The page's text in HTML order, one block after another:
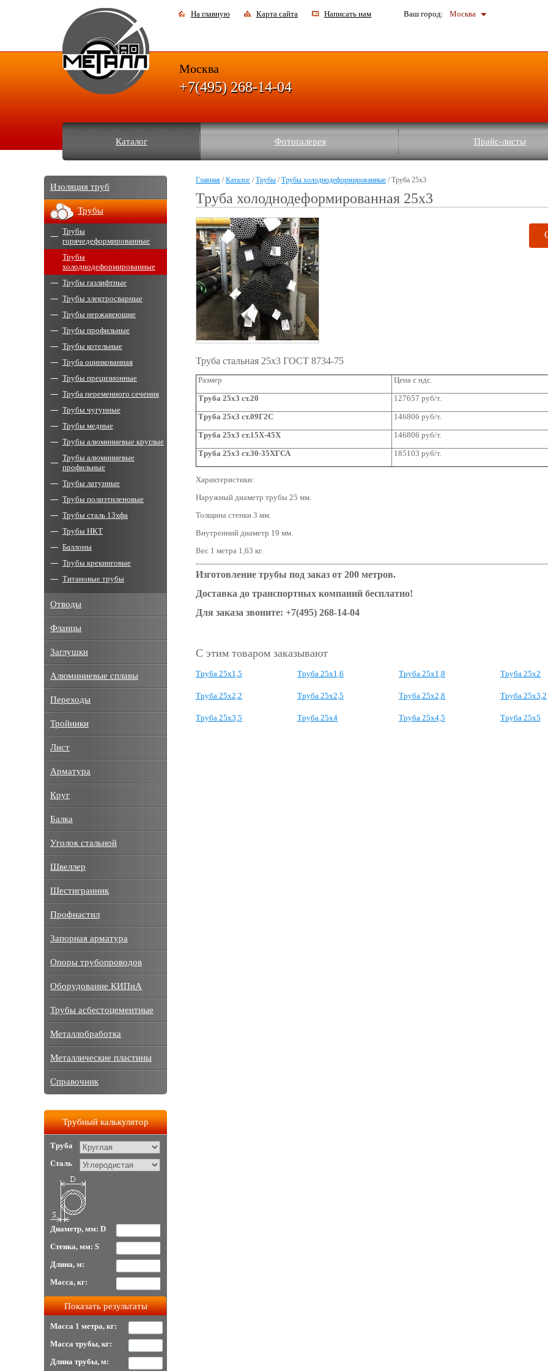
На главную Карта сайта Написать нам Ваш город: Москва
Каталог Фотогалерея Прайс-листы
Москва
+7(495) 268-14-04
Главная /Каталог /Трубы /Трубы холоднодеформированные / Труба 25х3
Труба холоднодеформированная 25х3
Труба стальная 25х3 ГОСТ 8734-75
Размер
Цена с ндс.
Труба 25х3 ст.20
127657 руб/т.
Труба 25х3 ст.09Г2С
146806 руб/т.
Труба 25х3 ст.15Х-45Х 146806 руб/т.
Труба 25х3 ст.30-35ХГСА 185103 руб/т.
Характеристики:
Наружный диаметр трубы 25 мм.
Толщина стенки 3 мм.
Внутренний диаметр 19 мм.
Вес 1 метра 1,63 кг.
Изготовление трубы под заказ от 200 метров.
Доставка до транспортных компаний бесплатно!
Для заказа звоните: +7(495) 268-14-04
С этим товаром заказывают
Труба 25x1,5 Труба 25x1,6 Труба 25х1,8 Труба 25х2
Труба 25x2,2 Труба 25х2,5 Труба 25х2,8 Труба 25х3,2
Труба 25х3,5 Труба 25х4 Труба 25х4,5 Труба 25х5
Изоляция труб
Трубы
Трубы
горячедеформированные
Трубы
холоднодеформированные
Трубы газлифтные
Трубы электросварные
Трубы нержавеющие
Трубы профильные
Трубы котельные
Труба оцинкованная
Трубы прецизионные
Труба переменного сечения
Трубы чугунные
Трубы медные
Трубы алюминиевые круглые
Трубы алюминиевые
профильные
Трубы латунные
Трубы полиэтиленовые
Трубы сталь 13хфа
Трубы НКТ
Баллоны
Трубы крекинговые
Титановые трубы
Отводы
Фланцы
Заглушки
Алюминиевые сплавы
Переходы
Тройники
Лист
Арматура
Круг
Балка
Уголок стальной
Швеллер
Шестигранник
Профнастил
Запорная арматура
Опоры трубопроводов
Оборудование КИПиА
Трубы асбестоцементные
Металлобработка
Металлические пластины
Справочник
Трубный калькулятор
Труба
Сталь
Диаметр, мм: D
Стенка, мм: S
Длина, м:
Масса, кг:
Масса 1 метра, кг:
Масса трубы, кг:
Длина трубы, м: